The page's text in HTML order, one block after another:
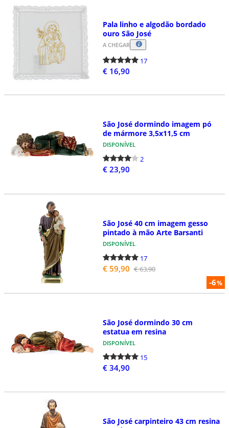
Pala linho e algodão bordado
ouro São José
A CHEGAR
17
€ 16,90
São José dormindo imagem pó
de mármore 3,5x11,5 cm
DISPONÍVEL
2
€ 23,90
-6%
São José 40 cm imagem gesso
pintado à mão Arte Barsanti
DISPONÍVEL
17
€ 59,90 € 63,90
São José dormindo 30 cm
estatua em resina
DISPONÍVEL
15
€ 34,90
São José carpinteiro 43 cm resina